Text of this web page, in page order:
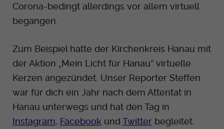
Corona-bedingt allerdings vor allem virtuell
begangen.
Zum Beispiel hatte der Kirchenkreis Hanau mit
der Aktion „Mein Licht für Hanau“ virtuelle
Kerzen angezündet. Unser Reporter Steffen
war für dich ein Jahr nach dem Attentat in
Hanau unterwegs und hat den Tag in
Instagram, Facebook und Twitter begleitet.